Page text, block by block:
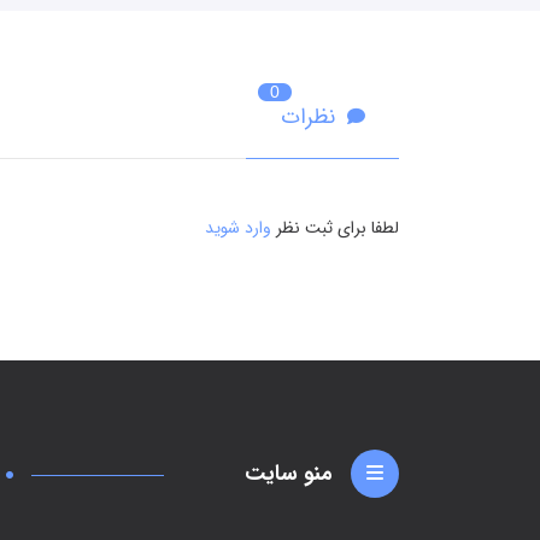
نظرات
0
لطفا برای ثبت نظر وارد شوید
منو سایت